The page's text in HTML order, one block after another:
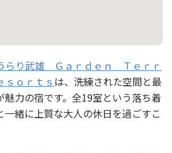
らり武雄 Ｇａｒｄｅｎ Ｔｅｒｒ
ｏｒｔｓ は、洗練された空間と最
魅力の宿です。全19室という落ち着
一緒に上質な大人の休日を過ごすこ